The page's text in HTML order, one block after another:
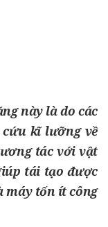
này là do các
cứu kĩ lưỡng về
tác với vật
tái tạo được
máy tốn ít công